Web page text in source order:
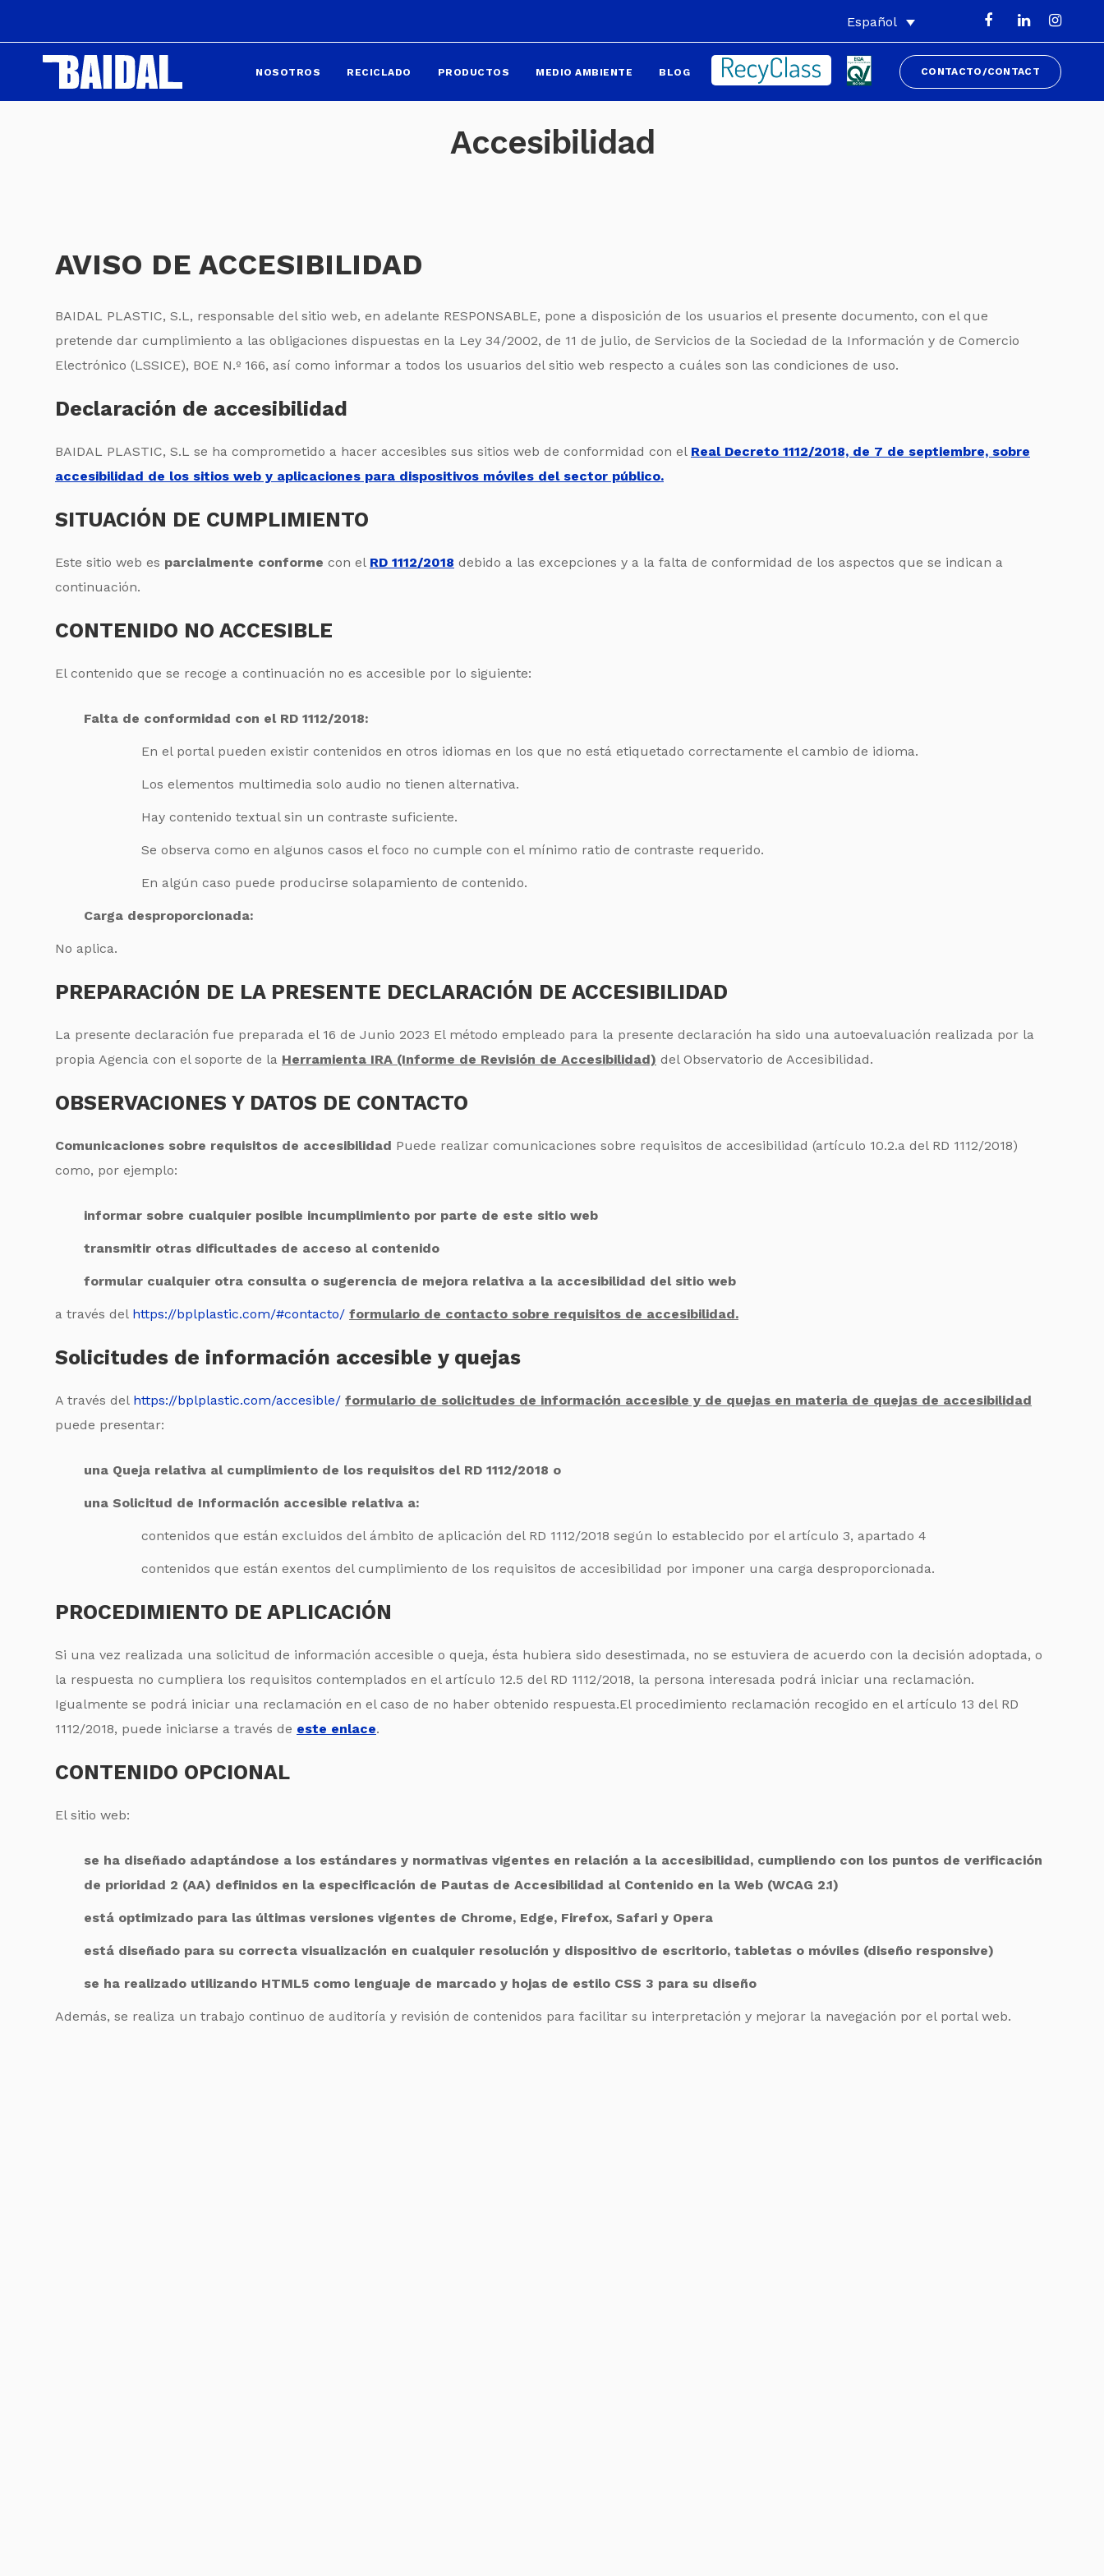
Español
NOSOTROS RECICLADO PRODUCTOS MEDIO AMBIENTE BLOG CONTACTO/CONTACT
Accesibilidad
AVISO DE ACCESIBILIDAD
BAIDAL PLASTIC, S.L, responsable del sitio web, en adelante RESPONSABLE, pone a disposición de los usuarios el presente documento, con el que
pretende dar cumplimiento a las obligaciones dispuestas en la Ley 34/2002, de 11 de julio, de Servicios de la Sociedad de la Información y de Comercio
Electrónico (LSSICE), BOE N.º 166, así como informar a todos los usuarios del sitio web respecto a cuáles son las condiciones de uso.
Declaración de accesibilidad
BAIDAL PLASTIC, S.L se ha comprometido a hacer accesibles sus sitios web de conformidad con el Real Decreto 1112/2018, de 7 de septiembre, sobre
accesibilidad de los sitios web y aplicaciones para dispositivos móviles del sector público.
SITUACIÓN DE CUMPLIMIENTO
Este sitio web es parcialmente conforme con el RD 1112/2018 debido a las excepciones y a la falta de conformidad de los aspectos que se indican a
continuación.
CONTENIDO NO ACCESIBLE
El contenido que se recoge a continuación no es accesible por lo siguiente:
Falta de conformidad con el RD 1112/2018:
En el portal pueden existir contenidos en otros idiomas en los que no está etiquetado correctamente el cambio de idioma.
Los elementos multimedia solo audio no tienen alternativa.
Hay contenido textual sin un contraste suficiente.
Se observa como en algunos casos el foco no cumple con el mínimo ratio de contraste requerido.
En algún caso puede producirse solapamiento de contenido.
Carga desproporcionada:
No aplica.
PREPARACIÓN DE LA PRESENTE DECLARACIÓN DE ACCESIBILIDAD
La presente declaración fue preparada el 16 de Junio 2023 El método empleado para la presente declaración ha sido una autoevaluación realizada por la
propia Agencia con el soporte de la Herramienta IRA (Informe de Revisión de Accesibilidad) del Observatorio de Accesibilidad.
OBSERVACIONES Y DATOS DE CONTACTO
Comunicaciones sobre requisitos de accesibilidad Puede realizar comunicaciones sobre requisitos de accesibilidad (artículo 10.2.a del RD 1112/2018)
como, por ejemplo:
informar sobre cualquier posible incumplimiento por parte de este sitio web
transmitir otras dificultades de acceso al contenido
formular cualquier otra consulta o sugerencia de mejora relativa a la accesibilidad del sitio web
a través del https://bplplastic.com/#contacto/ formulario de contacto sobre requisitos de accesibilidad.
Solicitudes de información accesible y quejas
A través del https://bplplastic.com/accesible/ formulario de solicitudes de información accesible y de quejas en materia de quejas de accesibilidad
puede presentar:
una Queja relativa al cumplimiento de los requisitos del RD 1112/2018 o
una Solicitud de Información accesible relativa a:
contenidos que están excluidos del ámbito de aplicación del RD 1112/2018 según lo establecido por el artículo 3, apartado 4
contenidos que están exentos del cumplimiento de los requisitos de accesibilidad por imponer una carga desproporcionada.
PROCEDIMIENTO DE APLICACIÓN
Si una vez realizada una solicitud de información accesible o queja, ésta hubiera sido desestimada, no se estuviera de acuerdo con la decisión adoptada, o
la respuesta no cumpliera los requisitos contemplados en el artículo 12.5 del RD 1112/2018, la persona interesada podrá iniciar una reclamación.
Igualmente se podrá iniciar una reclamación en el caso de no haber obtenido respuesta.El procedimiento reclamación recogido en el artículo 13 del RD
1112/2018, puede iniciarse a través de este enlace.
CONTENIDO OPCIONAL
El sitio web:
se ha diseñado adaptándose a los estándares y normativas vigentes en relación a la accesibilidad, cumpliendo con los puntos de verificación
de prioridad 2 (AA) definidos en la especificación de Pautas de Accesibilidad al Contenido en la Web (WCAG 2.1)
está optimizado para las últimas versiones vigentes de Chrome, Edge, Firefox, Safari y Opera
está diseñado para su correcta visualización en cualquier resolución y dispositivo de escritorio, tabletas o móviles (diseño responsive)
se ha realizado utilizando HTML5 como lenguaje de marcado y hojas de estilo CSS 3 para su diseño
Además, se realiza un trabajo continuo de auditoría y revisión de contenidos para facilitar su interpretación y mejorar la navegación por el portal web.